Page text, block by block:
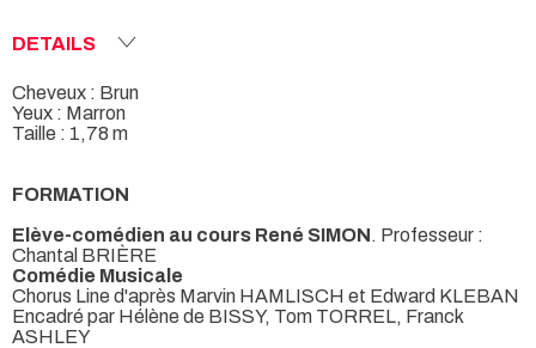
DETAILS
Cheveux : Brun
Yeux : Marron
Taille : 1,78 m
FORMATION
Elève-comédien au cours René SIMON. Professeur :
Chantal BRIÈRE
Comédie Musicale
Chorus Line d'après Marvin HAMLISCH et Edward KLEBAN
Encadré par Hélène de BISSY, Tom TORREL, Franck
ASHLEY